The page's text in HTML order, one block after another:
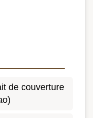
de couverture